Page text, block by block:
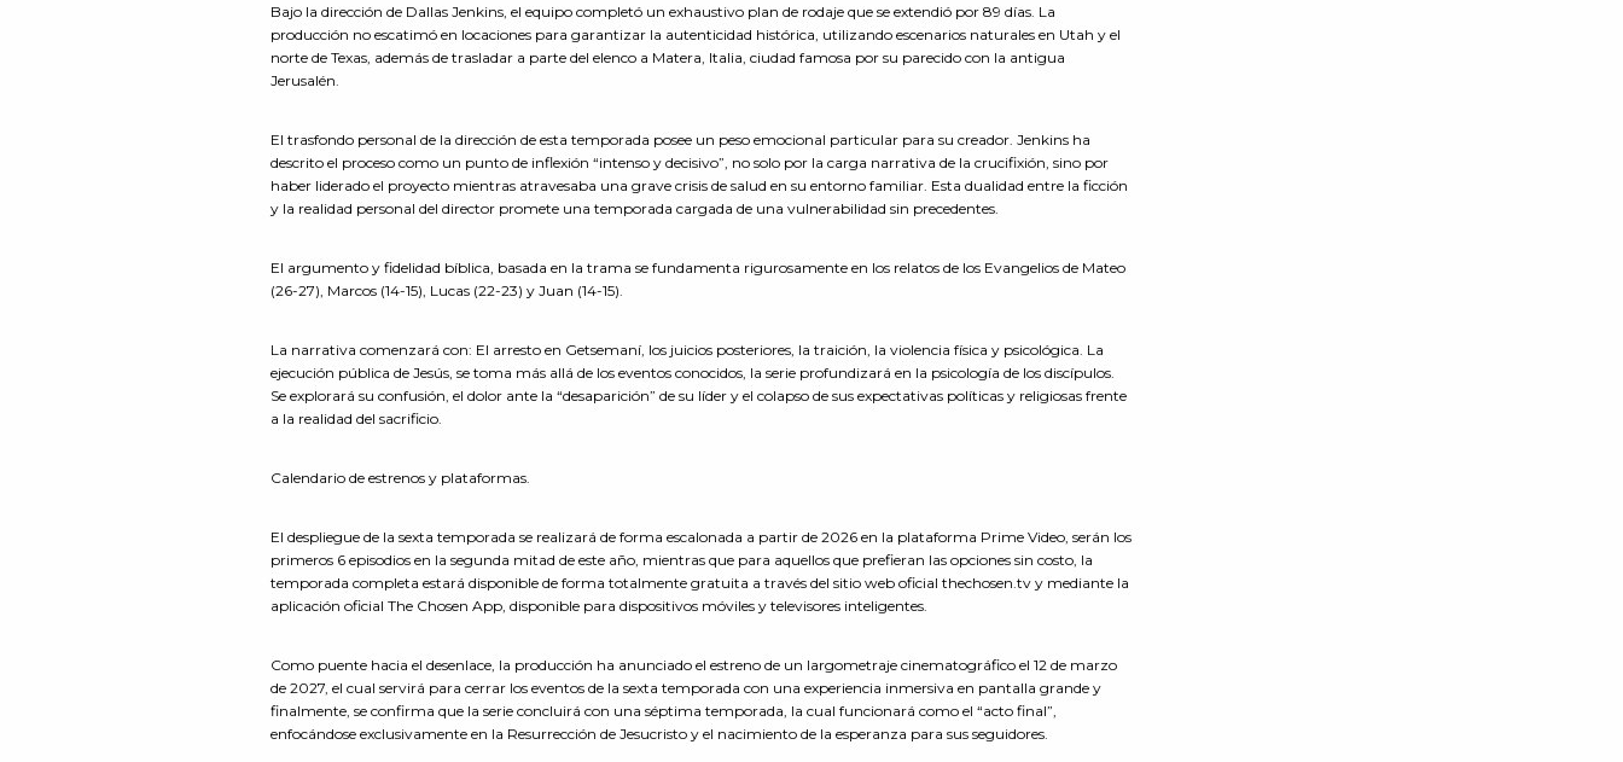
Bajo la dirección de Dallas Jenkins, el equipo completó un exhaustivo plan de rodaje que se extendió por 89 días. La
producción no escatimó en locaciones para garantizar la autenticidad histórica, utilizando escenarios naturales en Utah y el
norte de Texas, además de trasladar a parte del elenco a Matera, Italia, ciudad famosa por su parecido con la antigua
Jerusalén.
El trasfondo personal de la dirección de esta temporada posee un peso emocional particular para su creador. Jenkins ha
descrito el proceso como un punto de inflexión “intenso y decisivo”, no solo por la carga narrativa de la crucifixión, sino por
haber liderado el proyecto mientras atravesaba una grave crisis de salud en su entorno familiar. Esta dualidad entre la ficción
y la realidad personal del director promete una temporada cargada de una vulnerabilidad sin precedentes.
El argumento y fidelidad bíblica, basada en la trama se fundamenta rigurosamente en los relatos de los Evangelios de Mateo
(26-27), Marcos (14-15), Lucas (22-23) y Juan (14-15).
La narrativa comenzará con: El arresto en Getsemaní, los juicios posteriores, la traición, la violencia física y psicológica. La
ejecución pública de Jesús, se toma más allá de los eventos conocidos, la serie profundizará en la psicología de los discípulos.
Se explorará su confusión, el dolor ante la “desaparición” de su líder y el colapso de sus expectativas políticas y religiosas frente
a la realidad del sacrificio.
Calendario de estrenos y plataformas.
El despliegue de la sexta temporada se realizará de forma escalonada a partir de 2026 en la plataforma Prime Video, serán los
primeros 6 episodios en la segunda mitad de este año, mientras que para aquellos que prefieran las opciones sin costo, la
temporada completa estará disponible de forma totalmente gratuita a través del sitio web oficial thechosen.tv y mediante la
aplicación oficial The Chosen App, disponible para dispositivos móviles y televisores inteligentes.
Como puente hacia el desenlace, la producción ha anunciado el estreno de un largometraje cinematográfico el 12 de marzo
de 2027, el cual servirá para cerrar los eventos de la sexta temporada con una experiencia inmersiva en pantalla grande y
finalmente, se confirma que la serie concluirá con una séptima temporada, la cual funcionará como el “acto final”,
enfocándose exclusivamente en la Resurrección de Jesucristo y el nacimiento de la esperanza para sus seguidores.